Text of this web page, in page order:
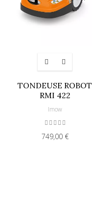
TONDEUSE ROBOT
RMI 422
Imow
749,00 €